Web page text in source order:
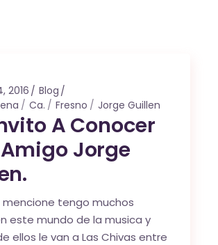
2016
Blog
Ca. Fresno Jorge Guillen
A Conocer
Jorge
tengo muchos
este mundo de la musica y
ellos le van a Las Chivas entre